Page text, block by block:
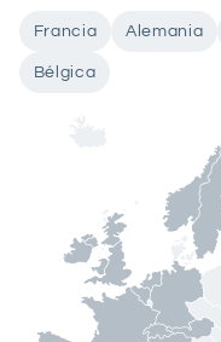
Francia Alemania
Bélgica